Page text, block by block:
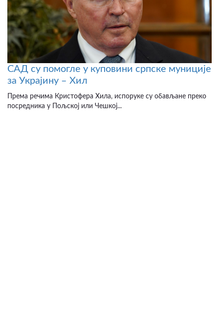
САД су помогле у куповини српске муниције
за Украјину – Хил
Према речима Кристофера Хила, испоруке су обављане преко
посредника у Пољској или Чешкој...